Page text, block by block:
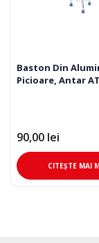
Baston Din
Picioare, Antar
90,00 lei
CITEȘTE MAI